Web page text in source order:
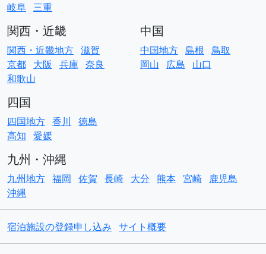
岐阜 三重
関西・近畿
関西・近畿地方 滋賀
京都 大阪 兵庫 奈良
和歌山
中国
中国地方 島根 鳥取
岡山
広島 山口
四国
四国地方 香川
徳島
高知 愛媛
九州・沖縄
九州地方 福岡 佐賀 長崎 大分 熊本 宮崎
鹿児島
沖縄
宿泊施設の登録申し込み サイト概要